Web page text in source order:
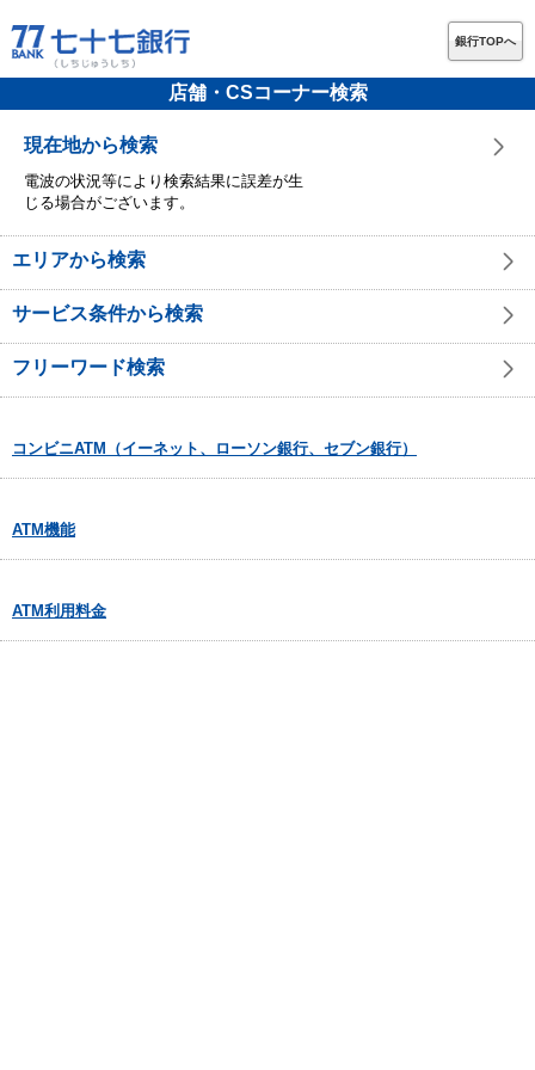
銀行TOPへ
店舗・CSコーナー検索
現在地から検索
電波の状況等により検索結果に誤差が生
じる場合がございます。
エリアから検索
サービス条件から検索
フリーワード検索
コンビニATM（イーネット、ローソン銀行、セブン銀行）
ATM機能
ATM利用料金